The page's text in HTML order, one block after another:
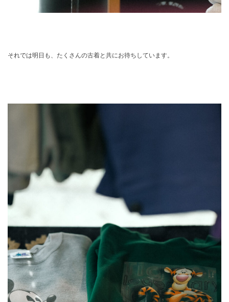
それでは明日も、たくさんの古着と共にお待ちしています。